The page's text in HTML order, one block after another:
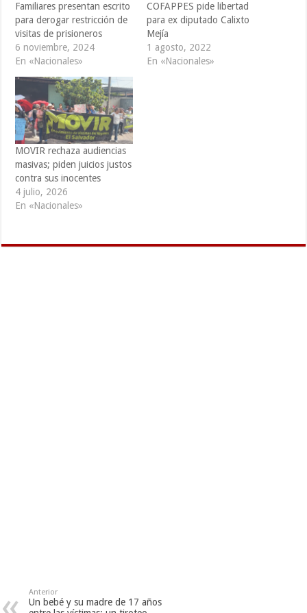
Familiares presentan escrito
para derogar restricción de
visitas de prisioneros
6 noviembre, 2024
En «Nacionales»
COFAPPES pide libertad
para ex diputado Calixto
Mejía
1 agosto, 2022
En «Nacionales»
MOVIR rechaza audiencias
masivas; piden juicios justos
contra sus inocentes
4 julio, 2026
En «Nacionales»
Anterior
Un bebé y su madre de 17 años